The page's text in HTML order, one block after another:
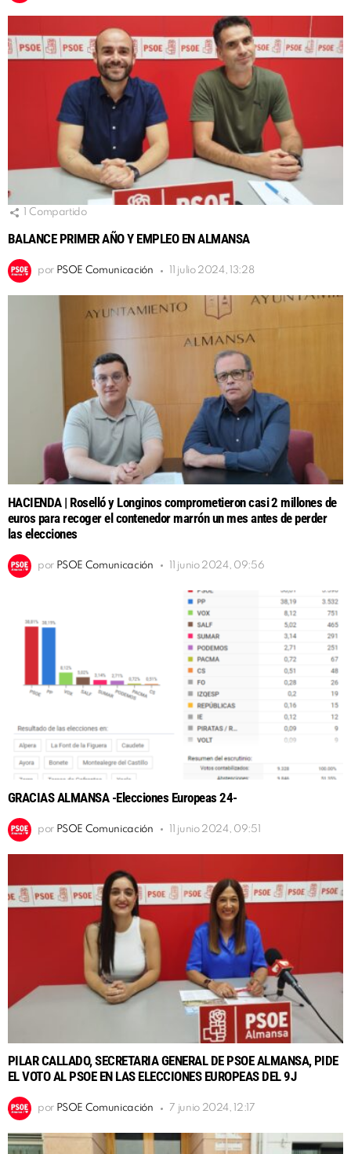
Compartido
BALANCE PRIMER AÑO Y EMPLEO EN ALMANSA
por PSOE Comunicación 11 julio 2024, 13:28
HACIENDA | Roselló y Longinos comprometieron casi 2 millones de
euros para recoger el contenedor marrón un mes antes de perder
las elecciones
por PSOE Comunicación 11 junio 2024, 09:56
GRACIAS ALMANSA -Elecciones Europeas 24-
por PSOE Comunicación 11 junio 2024, 09:51
PILAR CALLADO, SECRETARIA GENERAL DE PSOE ALMANSA, PIDE
EL VOTO AL PSOE EN LAS ELECCIONES EUROPEAS DEL 9J
por PSOE Comunicación 7 junio 2024, 12:17